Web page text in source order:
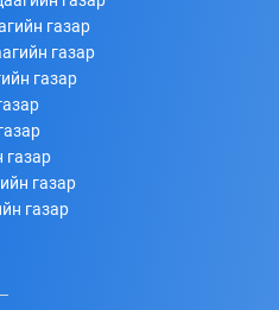
газар
газар
газар
газар
газар
газар